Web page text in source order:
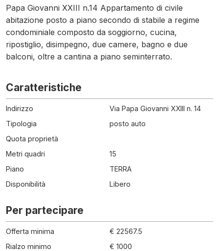
Papa Giovanni XXIII n.14 Appartamento di civile
abitazione posto a piano secondo di stabile a regime
condominiale composto da soggiorno, cucina,
ripostiglio, disimpegno, due camere, bagno e due
balconi, oltre a cantina a piano seminterrato.
Caratteristiche
Indirizzo
Via Papa Giovanni XXIII n. 14
Tipologia
posto auto
Quota proprietà
Metri quadri
15
Piano
TERRA
Disponibilità
Libero
Per partecipare
Offerta minima
€ 22567.5
Rialzo minimo
€ 1000